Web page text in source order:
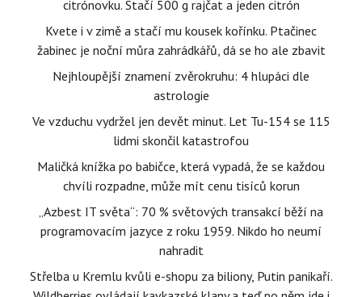
citrónovku. Stačí 500 g rajčat a jeden citrón
Kvete i v zimě a stačí mu kousek kořínku. Ptačinec
žabinec je noční můra zahrádkářů, dá se ho ale zbavit
Nejhloupější znamení zvěrokruhu: 4 hlupáci dle
astrologie
Ve vzduchu vydržel jen devět minut. Let Tu-154 se 115
lidmi skončil katastrofou
Maličká knížka po babičce, která vypadá, že se každou
chvíli rozpadne, může mít cenu tisíců korun
„Azbest IT světa“: 70 % světových transakcí běží na
programovacím jazyce z roku 1959. Nikdo ho neumí
nahradit
Střelba u Kremlu kvůli e-shopu za biliony, Putin panikaří.